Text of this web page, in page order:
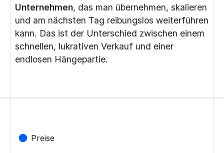
Unternehmen, das man übernehmen, skalieren
und am nächsten Tag reibungslos weiterführen
kann. Das ist der Unterschied zwischen einem
schnellen, lukrativen Verkauf und einer
endlosen Hängepartie.
Preise